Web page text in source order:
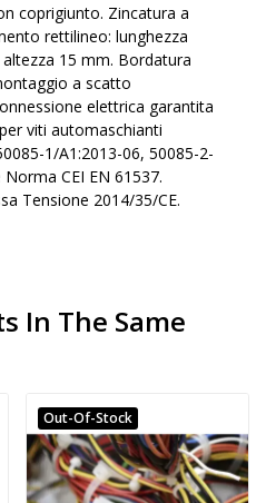
coprigiunto. Zincatura a
rettilineo: lunghezza
15 mm. Bordatura
a scatto
elettrica garantita
viti automaschianti
1/A1:2013-06, 50085-2-
CEI EN 61537.
Tensione 2014/35/CE.
In The Same
Out-Of-Stock